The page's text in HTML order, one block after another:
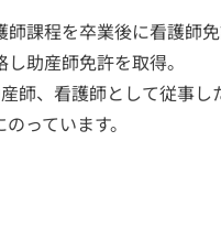
課程を卒業後に看護師
助産師免許を取得。
師、看護師として従事
っています。